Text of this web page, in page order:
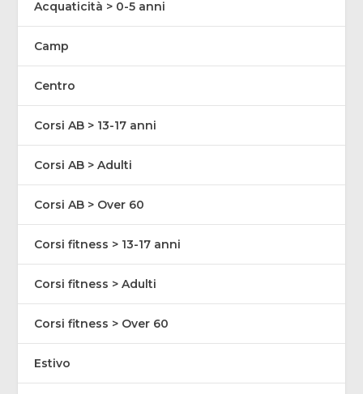
Acquaticità > 0-5 anni
Camp
Centro
Corsi AB > 13-17 anni
Corsi AB > Adulti
Corsi AB > Over 60
Corsi fitness > 13-17 anni
Corsi fitness > Adulti
Corsi fitness > Over 60
Estivo